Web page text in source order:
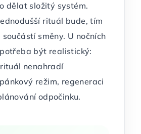
dělat složitý systém.
rituál bude, tím
směny. U nočních
být realistický:
nenahradí
režim, regeneraci
odpočinku.